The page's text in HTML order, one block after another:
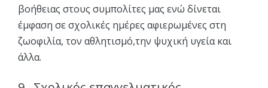
βοήθειας στους συμπολίτες μας ενώ δίνεται
έμφαση σε σχολικές ημέρες αφιερωμένες στη
ζωοφιλία, τον αθλητισμό,την ψυχική υγεία και
άλλα.